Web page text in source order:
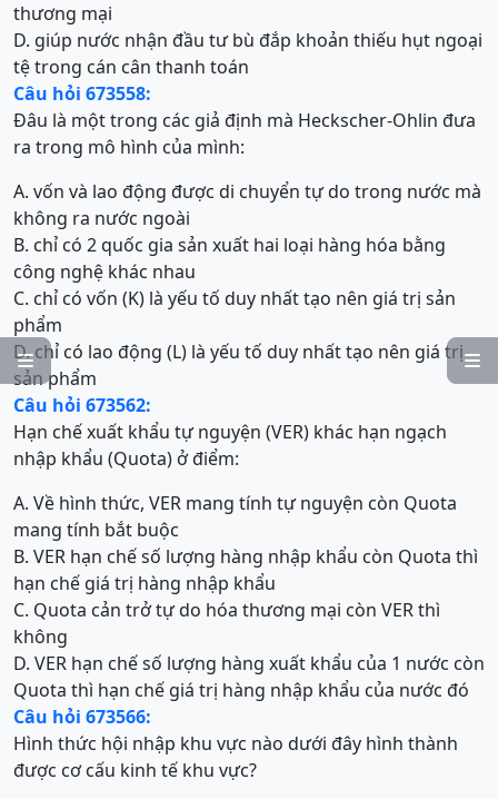


thương mại
D. giúp nước nhận đầu tư bù đắp khoản thiếu hụt ngoại
tệ trong cán cân thanh toán
Câu hỏi 673558:
Đâu là một trong các giả định mà Heckscher-Ohlin đưa
ra trong mô hình của mình:
A. vốn và lao động được di chuyển tự do trong nước mà
không ra nước ngoài
B. chỉ có 2 quốc gia sản xuất hai loại hàng hóa bằng
công nghệ khác nhau
C. chỉ có vốn (K) là yếu tố duy nhất tạo nên giá trị sản
phẩm
D. chỉ có lao động (L) là yếu tố duy nhất tạo nên giá trị
sản phẩm
Câu hỏi 673562:
Hạn chế xuất khẩu tự nguyện (VER) khác hạn ngạch
nhập khẩu (Quota) ở điểm:
A. Về hình thức, VER mang tính tự nguyện còn Quota
mang tính bắt buộc
B. VER hạn chế số lượng hàng nhập khẩu còn Quota thì
hạn chế giá trị hàng nhập khẩu
C. Quota cản trở tự do hóa thương mại còn VER thì
không
D. VER hạn chế số lượng hàng xuất khẩu của 1 nước còn
Quota thì hạn chế giá trị hàng nhập khẩu của nước đó
Câu hỏi 673566:
Hình thức hội nhập khu vực nào dưới đây hình thành
được cơ cấu kinh tế khu vực?